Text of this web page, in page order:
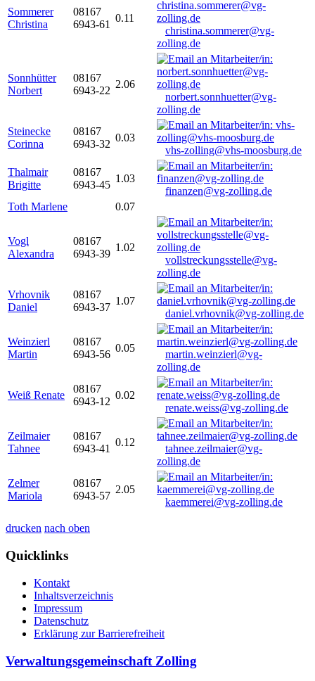
Sommerer
Christina
08167
6943-61
0.11
christina.sommerer@vg-
zolling.de
Sonnhütter
Norbert
08167
6943-22
2.06
norbert.sonnhuetter@vg-
zolling.de
Steinecke
Corinna
08167
6943-32
0.03
vhs-zolling@vhs-moosburg.de
Thalmair
Brigitte
08167
6943-45
1.03
finanzen@vg-zolling.de
Toth Marlene
0.07
Vogl
Alexandra
08167
6943-39
1.02
vollstreckungsstelle@vg-
zolling.de
Vrhovnik
Daniel
08167
6943-37
1.07
daniel.vrhovnik@vg-zolling.de
Weinzierl
Martin
08167
6943-56
0.05
martin.weinzierl@vg-
zolling.de
Weiß Renate
08167
6943-12
0.02
renate.weiss@vg-zolling.de
Zeilmaier
Tahnee
08167
6943-41
0.12
tahnee.zeilmaier@vg-
zolling.de
Zelmer
Mariola
08167
6943-57
2.05
kaemmerei@vg-zolling.de
drucken nach oben
Quicklinks
Kontakt
Inhaltsverzeichnis
Impressum
Datenschutz
Erklärung zur Barrierefreiheit
Verwaltungsgemeinschaft Zolling